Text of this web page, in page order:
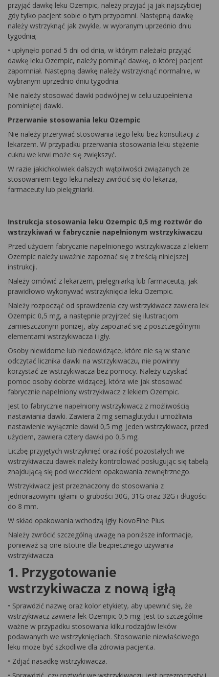
przyjąć dawkę leku Ozempic, należy przyjąć ją jak najszybciej
gdy tylko pacjent sobie o tym przypomni. Następną dawkę
należy wstrzyknąć jak zwykle, w wybranym uprzednio dniu
tygodnia;
• upłynęło ponad 5 dni od dnia, w którym należało przyjąć
dawkę leku Ozempic, należy pominąć dawkę, o której pacjent
zapomniał. Następną dawkę należy wstrzyknąć normalnie, w
wybranym uprzednio dniu tygodnia.
Nie należy stosować dawki podwójnej w celu uzupełnienia
pominiętej dawki.
Przerwanie stosowania leku Ozempic
Nie należy przerywać stosowania tego leku bez konsultacji z
lekarzem. W przypadku przerwania stosowania leku stężenie
cukru we krwi może się zwiększyć.
W razie jakichkolwiek dalszych wątpliwości związanych ze
stosowaniem tego leku należy zwrócić się do lekarza,
farmaceuty lub pielęgniarki.
Instrukcja stosowania leku Ozempic 0,5 mg roztwór do
wstrzykiwań w fabrycznie napełnionym wstrzykiwaczu
Przed użyciem fabrycznie napełnionego wstrzykiwacza z lekiem
Ozempic należy uważnie zapoznać się z treścią niniejszej
instrukcji.
Należy omówić z lekarzem, pielęgniarką lub farmaceutą, jak
prawidłowo wykonywać wstrzyknięcia leku Ozempic.
Należy rozpocząć od sprawdzenia czy wstrzykiwacz zawiera lek
Ozempic 0,5 mg, a następnie przyjrzeć się ilustracjom
zamieszczonym poniżej, aby zapoznać się z poszczególnymi
elementami wstrzykiwacza i igły.
Osoby niewidome lub niedowidzące, które nie są w stanie
odczytać licznika dawki na wstrzykiwaczu, nie powinny
korzystać ze wstrzykiwacza bez pomocy. Należy uzyskać
pomoc osoby dobrze widzącej, która wie jak stosować
fabrycznie napełniony wstrzykiwacz z lekiem Ozempic.
Jest to fabrycznie napełniony wstrzykiwacz z możliwością
nastawiania dawki. Zawiera 2 mg semaglutydu i umożliwia
nastawienie wyłącznie dawki 0,5 mg. Jeden wstrzykiwacz, przed
użyciem, zawiera cztery dawki po 0,5 mg.
Liczbę przyjętych wstrzyknięć oraz ilość pozostałych we
wstrzykiwaczu dawek należy kontrolować posługując się tabelą
znajdującą się pod wieczkiem opakowania zewnętrznego.
Wstrzykiwacz jest przeznaczony do stosowania z
jednorazowymi igłami o grubości 30G, 31G oraz 32G i długości
do 8 mm.
W skład opakowania wchodzą igły NovoFine Plus.
Należy zwrócić szczególną uwagę na poniższe informacje,
ponieważ są one istotne dla bezpiecznego używania
wstrzykiwacza.
1. Przygotowanie
wstrzykiwacza z nową igłą
• Sprawdzić nazwę oraz kolor etykiety, aby upewnić się, że
wstrzykiwacz zawiera lek Ozempic 0,5 mg. Jest to szczególnie
ważne w przypadku stosowania kilku rodzajów leków
podawanych we wstrzyknięciach. Stosowanie niewłaściwego
leku może być szkodliwe dla zdrowia pacjenta.
• Zdjąć nasadkę wstrzykiwacza.